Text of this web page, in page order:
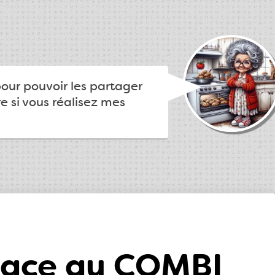
pouvoir les partager
si vous réalisez mes
au COMBI